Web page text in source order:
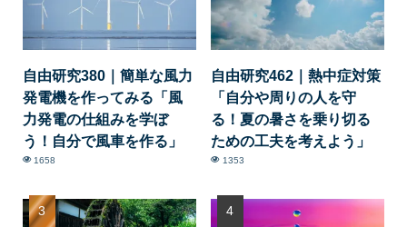
自由研究380｜簡単な風力
発電機を作ってみる「風
力発電の仕組みを学ぼ
う！自分で風車を作る」
1658
自由研究462｜熱中症対策
「自分や周りの人を守
る！夏の暑さを乗り切る
ための工夫を考えよう」
1353